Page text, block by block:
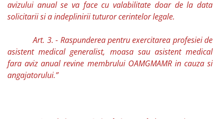
avizului anual se va face cu valabilitate doar de la data
solicitarii si a indeplinirii tuturor cerintelor legale.
Art. 3. - Raspunderea pentru exercitarea profesiei de
asistent medical generalist, moasa sau asistent medical
fara aviz anual revine membrului OAMGMAMR in cauza si
angajatorului.”